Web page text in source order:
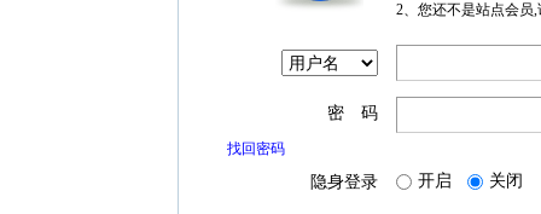
2、您还不是站点会员
密 码
找回密码
隐身登录 开启 关闭